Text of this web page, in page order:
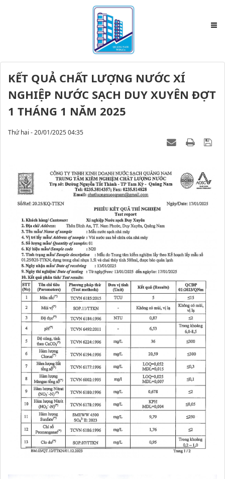
KẾT QUẢ CHẤT LƯỢNG NƯỚC XÍ
NGHIỆP NƯỚC SẠCH DUY XUYÊN ĐỢT
1 THÁNG 1 NĂM 2025
Thứ hai - 20/01/2025 04:35